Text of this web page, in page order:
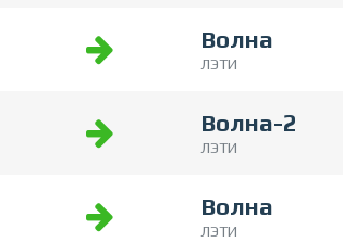
Волна
ЛЭТИ
Волна-2
ЛЭТИ
Волна
ЛЭТИ